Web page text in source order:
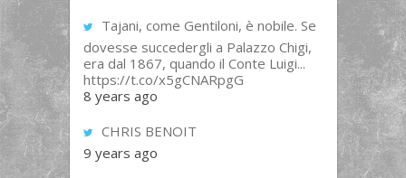
Tajani, come Gentiloni, è nobile. Se
dovesse succedergli a Palazzo Chigi,
era dal 1867, quando il Conte Luigi...
https://t.co/x5gCNARpgG
8 years ago
CHRIS BENOIT
9 years ago